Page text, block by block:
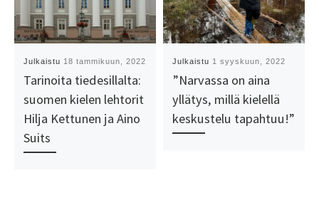
Julkaistu 18 tammikuun, 2022
Tarinoita tiedesillalta:
suomen kielen lehtorit
Hilja Kettunen ja Aino
Suits
Julkaistu 1 syyskuun, 2022
”Narvassa on aina
yllätys, millä kielellä
keskustelu tapahtuu!”